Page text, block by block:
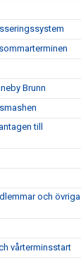
Brunn
till
och övriga
vårterminsstart